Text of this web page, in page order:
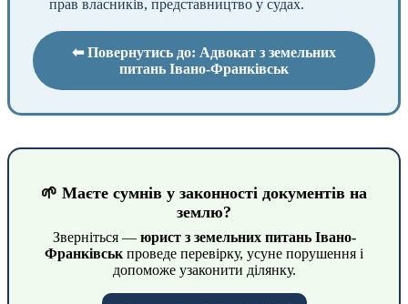
прав власників, представництво у судах.
⬅ Повернутись до: Адвокат з земельних
питань Івано-Франківськ
🌱 Маєте сумнів у законності документів на
землю?
Зверніться — юрист з земельних питань Івано-
Франківськ проведе перевірку, усуне порушення і
допоможе узаконити ділянку.